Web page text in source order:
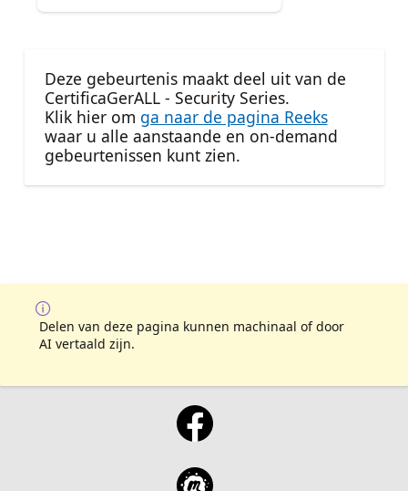
Deze gebeurtenis maakt deel uit van de
CertificaGerALL - Security Series.
Klik hier om ga naar de pagina Reeks
waar u alle aanstaande en on-demand
gebeurtenissen kunt zien.
Delen van deze pagina kunnen machinaal of door
AI vertaald zijn.